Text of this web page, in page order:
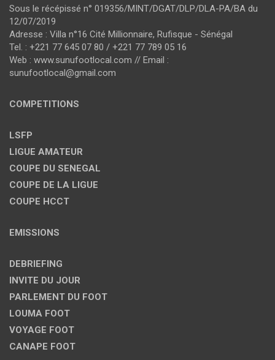
Sous le récépissé n° 019356/MINT/DGAT/DLP/DLA-PA/BA du
12/07/2019
Adresse : Villa n°16 Cité Millionnaire, Rufisque - Sénégal
Tel. : +221 77 645 07 80 / +221 77 789 05 16
Web : www.sunufootlocal.com // Email :
sunufootlocal@gmail.com
COMPETITIONS
LSFP
LIGUE AMATEUR
COUPE DU SENEGAL
COUPE DE LA LIGUE
COUPE HCCT
EMISSIONS
DEBRIEFING
INVITE DU JOUR
PARLEMENT DU FOOT
LOUMA FOOT
VOYAGE FOOT
CANAPE FOOT